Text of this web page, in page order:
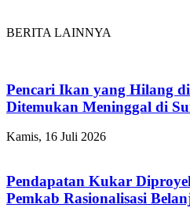
BERITA LAINNYA
Pencari Ikan yang Hilang
Ditemukan Meninggal di
Kamis, 16 Juli 2026
Pendapatan Kukar
Pemkab Rasionalisasi